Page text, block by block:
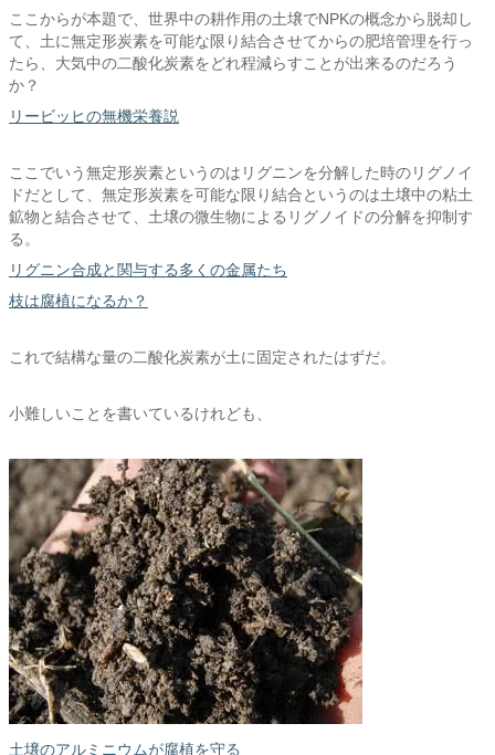
ここからが本題で、世界中の耕作用の土壌でNPKの概念から脱却し
て、土に無定形炭素を可能な限り結合させてからの肥培管理を行っ
たら、大気中の二酸化炭素をどれ程減らすことが出来るのだろう
か？
リービッヒの無機栄養説
ここでいう無定形炭素というのはリグニンを分解した時のリグノイ
ドだとして、無定形炭素を可能な限り結合というのは土壌中の粘土
鉱物と結合させて、土壌の微生物によるリグノイドの分解を抑制す
る。
リグニン合成と関与する多くの金属たち
枝は腐植になるか？
これで結構な量の二酸化炭素が土に固定されたはずだ。
小難しいことを書いているけれども、
土壌のアルミニウムが腐植を守る